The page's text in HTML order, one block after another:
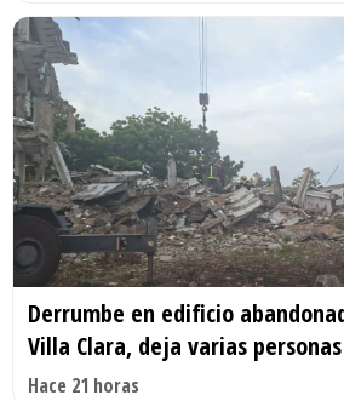
Derrumbe en edificio
Villa Clara, deja varias
Hace 21 horas